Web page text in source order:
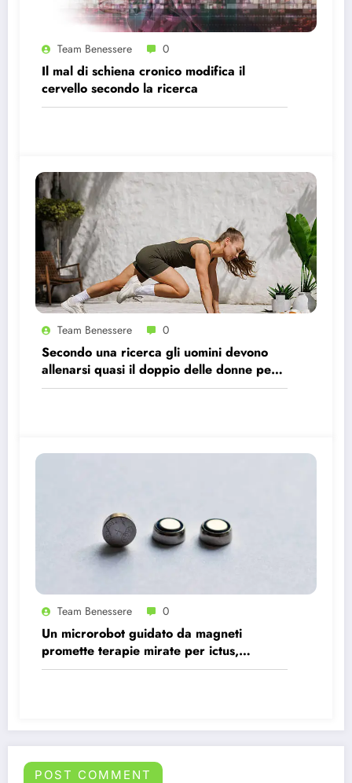
Team Benessere 0
Il mal di schiena cronico modifica il
cervello secondo la ricerca
Team Benessere 0
Secondo una ricerca gli uomini devono
allenarsi quasi il doppio delle donne per
avere gli stessi effetti benefici sul cuore
Team Benessere 0
Un microrobot guidato da magneti
promette terapie mirate per ictus,
infezioni e tumori.
POST COMMENT